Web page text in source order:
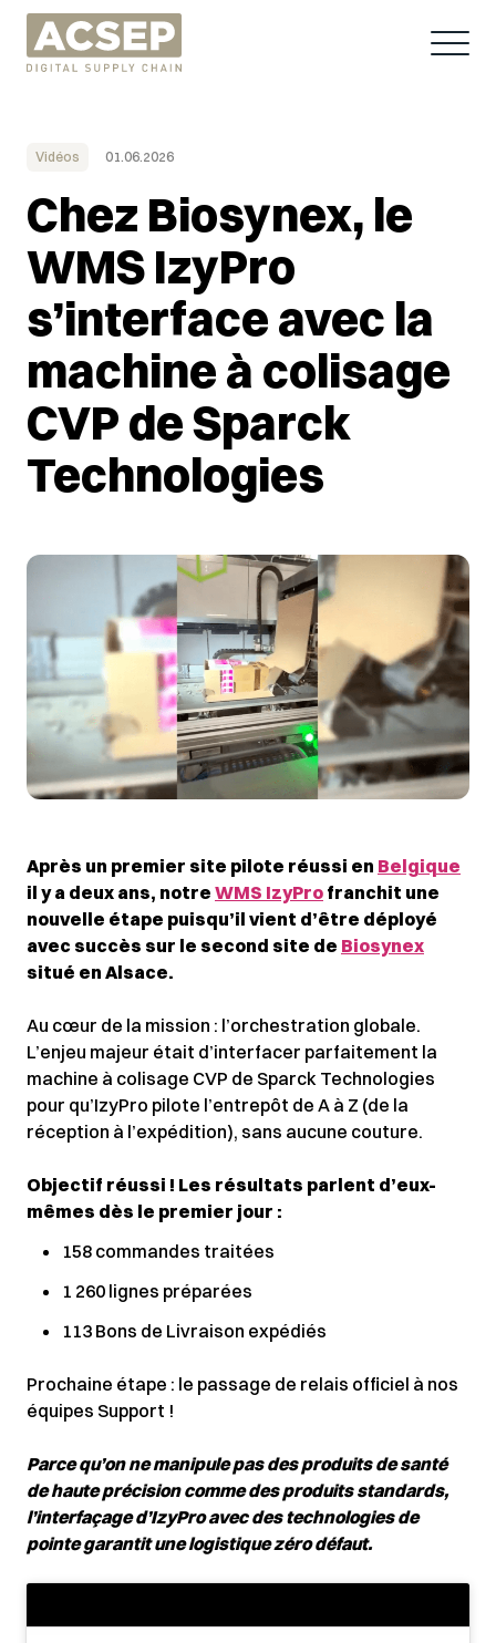
Vidéos 01.06.2026
Chez Biosynex, le
WMS IzyPro
s’interface avec la
machine à colisage
CVP de Sparck
Technologies
Après un premier site pilote réussi en Belgique
il y a deux ans, notre WMS IzyPro franchit une
nouvelle étape puisqu’il vient d’être déployé
avec succès sur le second site de Biosynex
situé en Alsace.
Au cœur de la mission : l’orchestration globale.
L’enjeu majeur était d’interfacer parfaitement la
machine à colisage CVP de Sparck Technologies
pour qu’IzyPro pilote l’entrepôt de A à Z (de la
réception à l’expédition), sans aucune couture.
Objectif réussi ! Les résultats parlent d’eux-
mêmes dès le premier jour :
158 commandes traitées
1 260 lignes préparées
113 Bons de Livraison expédiés
Prochaine étape : le passage de relais officiel à nos
équipes Support !
Parce qu’on ne manipule pas des produits de santé
de haute précision comme des produits standards,
l’interfaçage d’IzyPro avec des technologies de
pointe garantit une logistique zéro défaut.